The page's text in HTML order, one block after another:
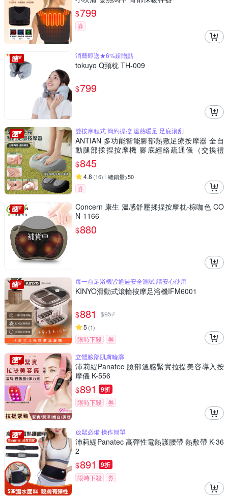
$799
券
消費即送★6%超贈點
tokuyo Q頸枕 TH-009
$799
雙按摩程式 簡約操控 溫熱暖足 足底滾刮
ANTIAN 多功能智能腳部熱敷足療按摩器 全自
動腿部揉捏按摩機 腳底經絡疏通儀（交換禮
物）
$845
4.8 (16) 總銷量>50
券
補貨中
Concern 康生 溫感舒壓揉捏按摩枕-棕咖色 CO
N-1166
$880
每一台足浴機皆通過安全測試 請安心使用
KINYO滑動式滾輪按摩足浴機IFM6001
$881 $957
5 (1)
限時下殺
券
立體臉部肌膚輪廓
沛莉緹Panatec 臉部溫感緊實拉提美容導入按
摩儀 K-556
$891 9折
限時下殺 券
放鬆必備 操作簡單
沛莉緹Panatec 高彈性電熱護腰帶 熱敷帶 K-36
2
$891 9折
限時下殺 券